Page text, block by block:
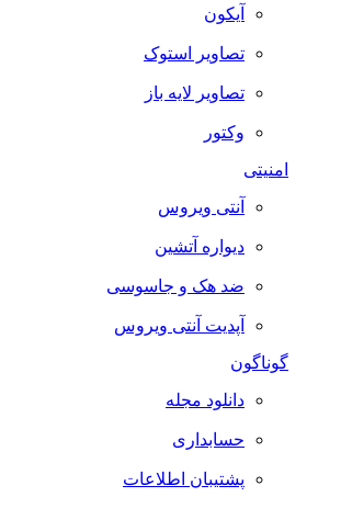
آیکون
تصاویر استوک
تصاویر لایه باز
وکتور
امنیتی
آنتی ویروس
دیواره آتشین
ضد هک و جاسوسی
آپدیت آنتی ویروس
گوناگون
دانلود مجله
حسابداری
پشتیبان اطلاعات